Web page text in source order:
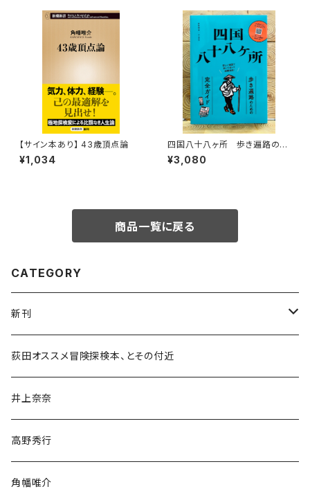
【サイン本あり】 43歳頂点論
¥1,034
四国八十八ヶ所 歩き遍路のた
めの完全ガイド
¥3,080
商品一覧に戻る
CATEGORY
新刊
和書
文学・小説・物語
随筆・ノンフィクション・その他
荻田オススメ冒険探検本、とその付近
井上奈奈
高野秀行
角幡唯介